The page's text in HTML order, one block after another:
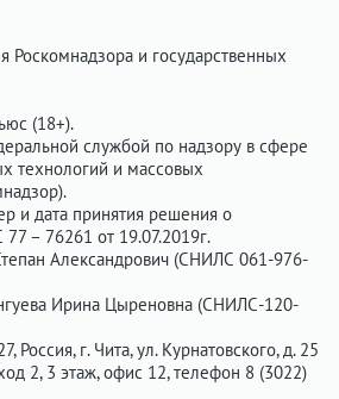
Роскомнадзора и государственных
(18+).
службой по надзору в сфере
технологий и массовых
и дата принятия решения о
– 76261 от 19.07.2019г.
Александрович (СНИЛС 061-976-
Ирина Цыреновна (СНИЛС-120-
Россия, г. Чита, ул. Курнатовского, д. 25
2, 3 этаж, офис 12, телефон 8 (3022)